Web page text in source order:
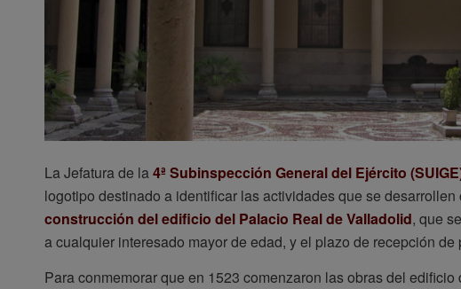
La Jefatura de la4ª Subinspección General del Ejército
logotipo destinado a identificar las actividades que se desarrollen
construcción del edificio del Palacio Real de Valladolid, que
a cualquier interesado mayor de edad, y el plazo de recepción
Para conmemorar que en 1523 comenzaron las obras del